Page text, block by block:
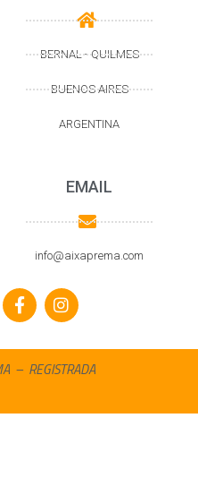
BERNAL - QUILMES
BUENOS AIRES
ARGENTINA
EMAIL
info@aixaprema.com
– REGISTRADA